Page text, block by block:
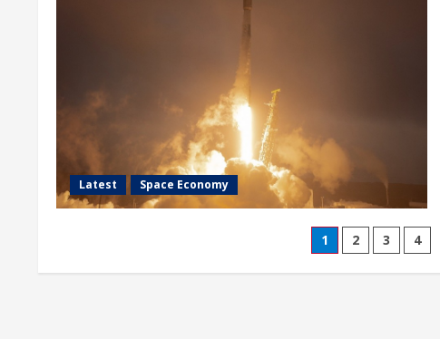
Latest Space Economy
Phân
trang
1 2 3 4